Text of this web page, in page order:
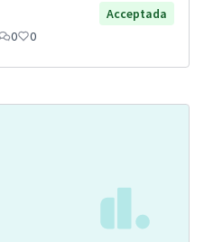
Acceptada
0 0